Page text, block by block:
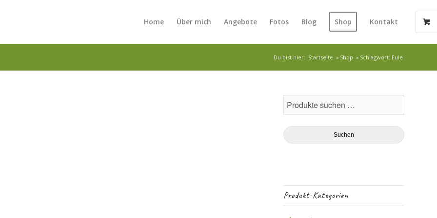
Home Über mich Angebote Fotos Blog Shop Kontakt
Du bist hier: Startseite » Shop » Schlagwort: Eule
Suchen
Produkt-Kategorien